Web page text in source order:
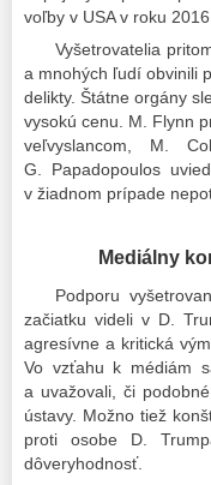
voľby v USA v roku
Vyšetrovatelia
a mnohých ľudí obvinili
delikty. Štátne orgány
vysokú cenu. M. Flynn
veľvyslancom, M.
G. Papadopoulos
v žiadnom prípade
Mediálny
Podporu
začiatku videli v D.
agresívne a kritická
Vo vzťahu k médiám
a uvažovali, či
ústavy. Možno tiež
proti osobe D.
dôveryhodnosť.